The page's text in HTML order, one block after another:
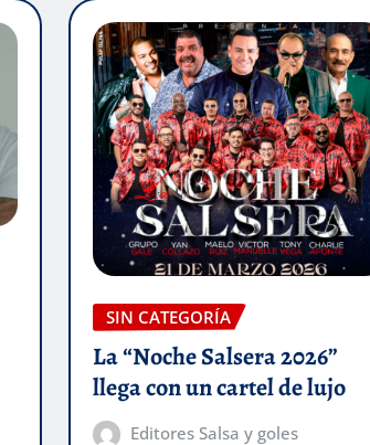
SIN CATEGORÍA
La “Noche Salsera 2026”
llega con un cartel de lujo
Editores Salsa y goles